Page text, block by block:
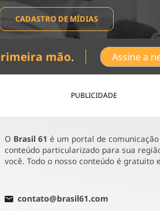
CADASTRO DE MÍDIAS
mão. Assine a
PUBLICIDADE
O Brasil 61 é um portal de
conteúdo particularizado para sua
você. Todo o nosso conteúdo é gratuito
contato@brasil61.com